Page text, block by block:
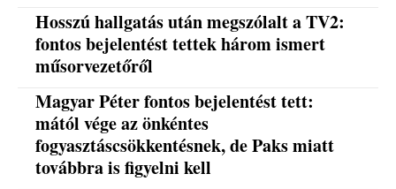
Hosszú hallgatás után megszólalt a TV2:
fontos bejelentést tettek három ismert
műsorvezetőről
Magyar Péter fontos bejelentést tett:
mától vége az önkéntes
fogyasztáscsökkentésnek, de Paks miatt
továbbra is figyelni kell